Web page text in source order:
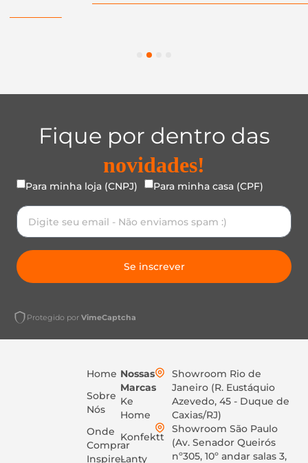
Fique por dentro das
novidades!
Para minha loja (CNPJ) Para minha casa (CPF)
Se inscrever
Protegido por VimeCaptcha
Home
Sobre
Nós
Onde
Comprar
Inspire-
Nossas
Marcas
Ke
Home
Konfektt
Lanty
Showroom Rio de
Janeiro (R. Eustáquio
Azevedo, 45 - Duque de
Caxias/RJ)
Showroom São Paulo
(Av. Senador Queirós
nº305, 10º andar salas 3,